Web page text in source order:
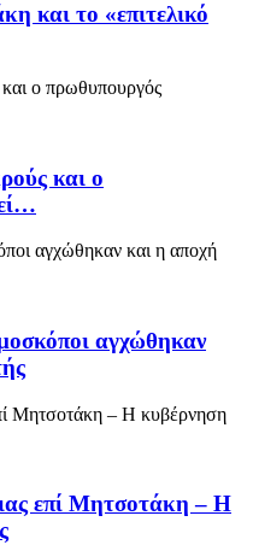
και το «επιτελικό
και ο
αγχώθηκαν
επί Μητσοτάκη – Η